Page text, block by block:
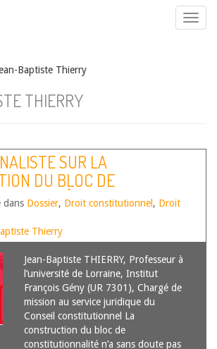
Baptiste Thierry
THIERRY
SUR LA
DU BLOC DE
PAR LE CONSEIL
dans Dossier, Droit constitutionnel , Droit
Thierry
Jean-Baptiste THIERRY, Professeur à
l’université de Lorraine, Institut
François Gény (UR 7301), Chargé de
mission au service juridique du
Conseil constitutionnel La
construction du bloc de
constitutionnalité n’a sans doute pas